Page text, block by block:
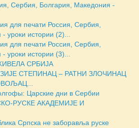
Сербия, Болгария, Македония -
для печати Россия, Сербия,
уроки истории (2)...
для печати Россия, Сербия,
уроки истории (3)...
СРБИЈА
СТЕПИНАЦ – РАТНИ ЗЛОЧИНАЦ
Царские дни в Сербии
РУСКЕ АКАДЕМИЈЕ И
Српска не заборавља руске